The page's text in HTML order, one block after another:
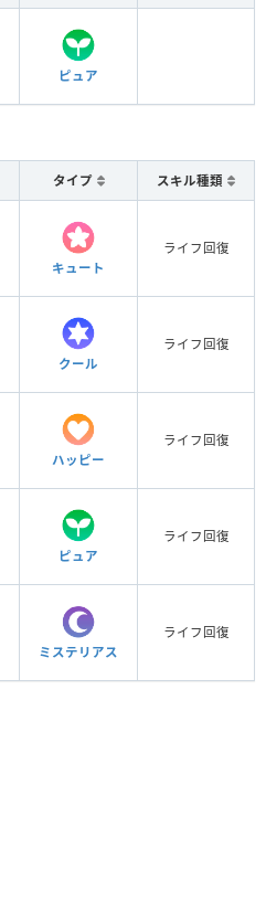
ピュア
タイプ スキル種類
キュート
ライフ回復
クール
ライフ回復
ハッピー
ライフ回復
ピュア
ライフ回復
ミステリアス
ライフ回復